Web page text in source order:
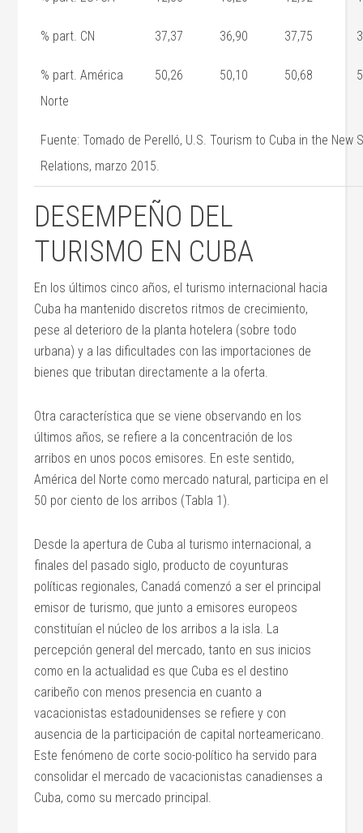
% part. CN 37,37 36,90 37,75
% part. América
Norte
50,26 50,10 50,68
Fuente: Tomado de Perelló, U.S. Tourism to Cuba in the New
Relations, marzo 2015.
DESEMPEÑO DEL
TURISMO EN CUBA
En los últimos cinco años, el turismo internacional hacia
Cuba ha mantenido discretos ritmos de crecimiento,
pese al deterioro de la planta hotelera (sobre todo
urbana) y a las dificultades con las importaciones de
bienes que tributan directamente a la oferta.
Otra característica que se viene observando en los
últimos años, se refiere a la concentración de los
arribos en unos pocos emisores. En este sentido,
América del Norte como mercado natural, participa en el
50 por ciento de los arribos (Tabla 1).
Desde la apertura de Cuba al turismo internacional, a
finales del pasado siglo, producto de coyunturas
políticas regionales, Canadá comenzó a ser el principal
emisor de turismo, que junto a emisores europeos
constituían el núcleo de los arribos a la isla. La
percepción general del mercado, tanto en sus inicios
como en la actualidad es que Cuba es el destino
caribeño con menos presencia en cuanto a
vacacionistas estadounidenses se refiere y con
ausencia de la participación de capital norteamericano.
Este fenómeno de corte socio-político ha servido para
consolidar el mercado de vacacionistas canadienses a
Cuba, como su mercado principal.